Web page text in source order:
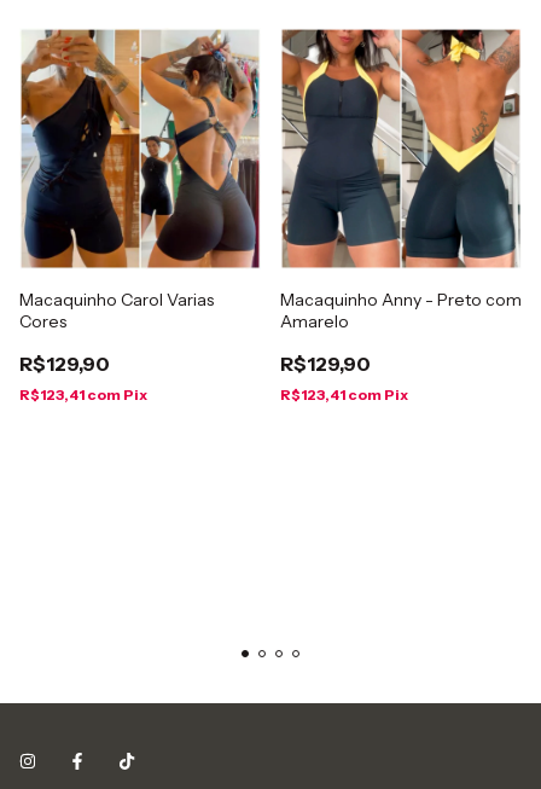
Macaquinho Carol Varias
Cores
R$129,90
R$123,41 com Pix
Macaquinho Anny - Preto com
Amarelo
R$129,90
R$123,41 com Pix